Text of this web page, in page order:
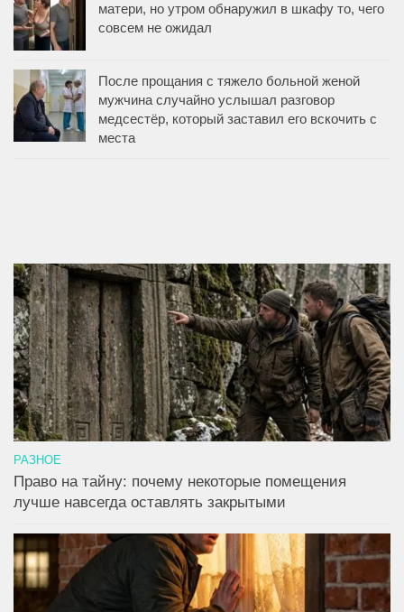
матери, но утром обнаружил в шкафу то, чего
совсем не ожидал
После прощания с тяжело больной женой
мужчина случайно услышал разговор
медсестёр, который заставил его вскочить с
места
РАЗНОЕ
Право на тайну: почему некоторые помещения
лучше навсегда оставлять закрытыми